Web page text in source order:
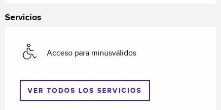
Servicios
Acceso para minusválidos
VER TODOS LOS SERVICIOS